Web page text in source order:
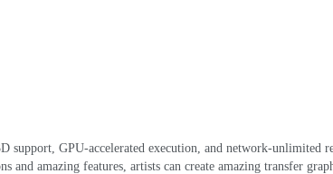
support, GPU-accelerated execution, and network-unlimited
and amazing features, artists can create amazing transfer